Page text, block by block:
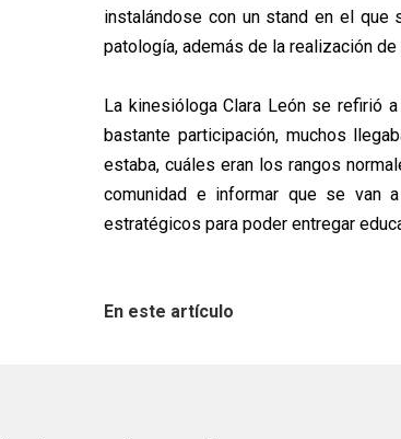
instalándose con un stand en el que
patología, además de la realización
La kinesióloga Clara León se refirió
bastante participación, muchos
estaba, cuáles eran los rangos
comunidad e informar que se van
estratégicos para poder entregar
En este artículo